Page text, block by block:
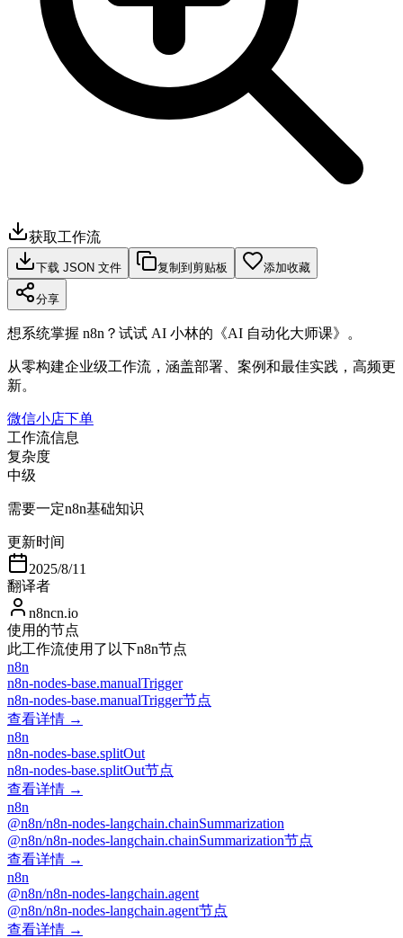
获取工作流
下载 JSON 文件 复制到剪贴板 添加收藏
分享
想系统掌握 n8n？试试 AI 小林的《AI 自动化大师课》。
从零构建企业级工作流，涵盖部署、案例和最佳实践，高频更
新。
微信小店下单
工作流信息
复杂度
中级
需要一定n8n基础知识
更新时间
2025/8/11
翻译者
n8ncn.io
使用的节点
此工作流使用了以下n8n节点
n8n
n8n-nodes-base.manualTrigger
n8n-nodes-base.manualTrigger节点
查看详情 →
n8n
n8n-nodes-base.splitOut
n8n-nodes-base.splitOut节点
查看详情 →
n8n
@n8n/n8n-nodes-langchain.chainSummarization
@n8n/n8n-nodes-langchain.chainSummarization节点
查看详情 →
n8n
@n8n/n8n-nodes-langchain.agent
@n8n/n8n-nodes-langchain.agent节点
查看详情 →